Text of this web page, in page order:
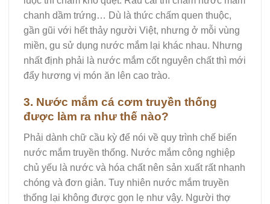
chanh dầm trứng… Dù là thức chấm quen thuộc,
gần gũi với hết thảy người Việt, nhưng ở mỗi vùng
miền, gu sử dụng nước mắm lại khác nhau. Nhưng
nhất định phải là nước mắm cốt nguyên chất thì mới
đẩy hương vị món ăn lên cao trào.
3. Nước mắm cá cơm truyền thống
được làm ra như thế nào?
Phải dành chữ cầu kỳ để nói về quy trình chế biến
nước mắm truyền thống. Nước mắm công nghiệp
chủ yếu là nước và hóa chất nên sản xuất rất nhanh
chóng và đơn giản. Tuy nhiên nước mắm truyền
thống lại không được gọn lẹ như vậy. Người thợ